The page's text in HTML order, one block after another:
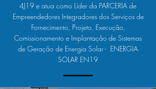
4J19 e atua como Líder da PARCERIA de
Empreendedores Integradores dos Serviços de
Fornecimento, Projeto, Execução,
Comissionamento e Implantação de Sistemas
de Geração de Energia Solar - ENERGIA
SOLAR EN19